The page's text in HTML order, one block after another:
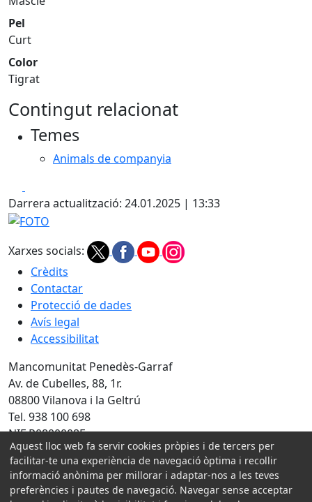
Pel
Curt
Color
Tigrat
Contingut relacionat
Temes
Animals de companyia
Darrera actualització: 24.01.2025 | 13:33
FOTO
Xarxes socials:
Crèdits
Contactar
Protecció de dades
Avís legal
Accessibilitat
Mancomunitat Penedès-Garraf
Av. de Cubelles, 88, 1r.
08800 Vilanova i la Geltrú
Tel. 938 100 698
NIF P0800008E
Amb la col·laboració de:
Aquest lloc web fa servir cookies pròpies i de tercers per
facilitar-te una experiència de navegació òptima i recollir
informació anònima per millorar i adaptar-nos a les teves
preferències i pautes de navegació. Navegar sense acceptar